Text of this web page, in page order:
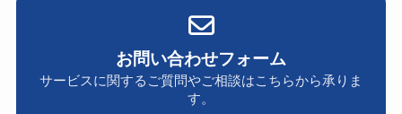
お問い合わせフォーム
サービスに関するご質問やご相談はこちらから承りま
す。